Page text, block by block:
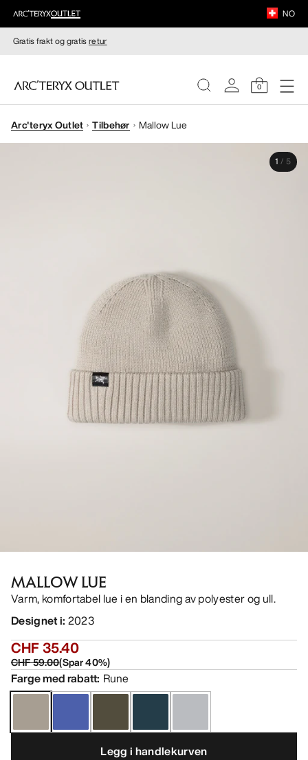
NO
Gratis frakt og gratisretur
0
DAMER
Arc'teryx Outlet Tilbehør Mallow Lue
1 / 5
MALLOW LUE
Varm, komfortabel lue i en blanding av polyester og ull.
Designet i: 2023
CHF 35.40
CHF 59.00(Spar40%)
Farge med rabatt: Rune
Legg i handlekurven